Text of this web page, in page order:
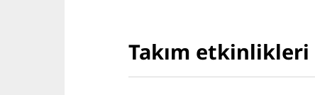
Takım etkinlikleri